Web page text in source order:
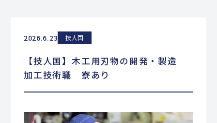
2026.6.23 技人国
【技人国】木工用刃物の開発・製造
加工技術職 寮あり